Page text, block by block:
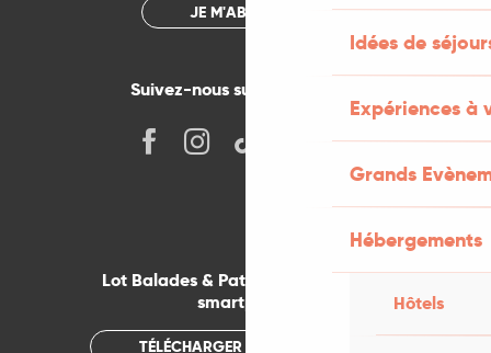
Idées de
Expériences à
Grands
Hébergements
Hôtels
JE M'ABONNE
Suivez-nous sur les réseaux !
Lot Balades & Patrimoines sur votre
smartphone
TÉLÉCHARGER L'APPLICATION